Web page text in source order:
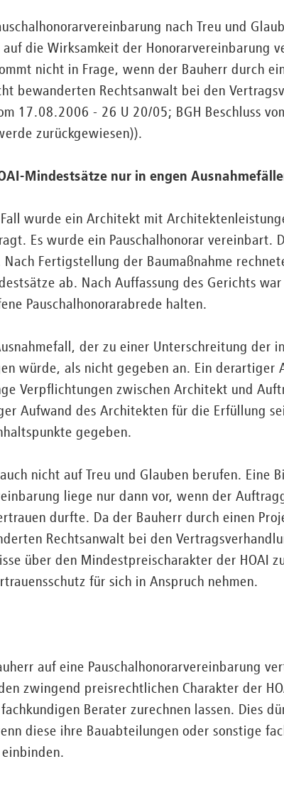
nach Treu und
die Wirksamkeit der Honorarvereinbarung
nicht in Frage, wenn der Bauherr durch
bewanderten Rechtsanwalt bei den
17.08.2006 - 26 U 20/05; BGH Beschluss
zurückgewiesen)).
Mindestsätze nur in engen
wurde ein Architekt mit
Es wurde ein Pauschalhonorar vereinbart.
Nach Fertigstellung der Baumaßnahme
ab. Nach Auffassung des Gerichts
Pauschalhonorarabrede halten.
der zu einer Unterschreitung der
würde, als nicht gegeben an. Ein derartiger
Verpflichtungen zwischen Architekt und
Aufwand des Architekten für die Erfüllung
gegeben.
nicht auf Treu und Glauben berufen. Eine
liege nur dann vor, wenn der
durfte. Da der Bauherr durch einen
Rechtsanwalt bei den
über den Mindestpreischarakter der HOAI
für sich in Anspruch nehmen.
auf eine Pauschalhonorarvereinbarung
zwingend preisrechtlichen Charakter der
Berater zurechnen lassen. Dies
diese ihre Bauabteilungen oder sonstige